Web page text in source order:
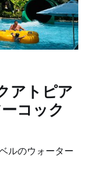
アトピア
コック
ルのウォーター